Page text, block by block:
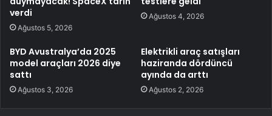
verdi
Ağustos 5, 2026
Ağustos 4, 2026
BYD Avustralya’da 2025
model araçları 2026 diye
sattı
Ağustos 3, 2026
Elektrikli araç satışları
haziranda dördüncü
ayında da arttı
Ağustos 2, 2026